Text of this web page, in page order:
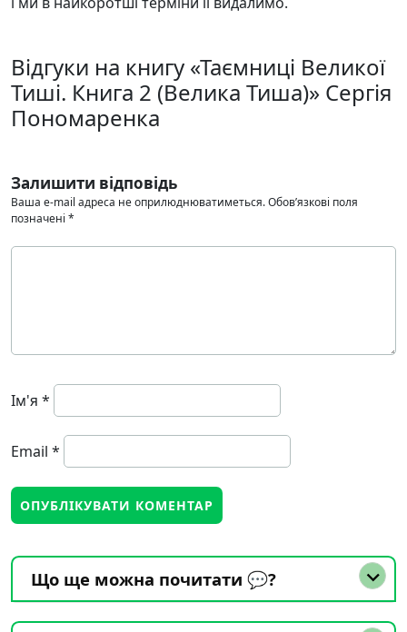
Відгуки на книгу «Таємниці Великої
Тиші. Книга 2 (Велика Тиша)» Сергія
Пономаренка
Залишити відповідь
Ваша e-mail адреса не оприлюднюватиметься.Обов’язкові поля
позначені *
Ім'я *
Email *
Що ще можна почитати 💬?